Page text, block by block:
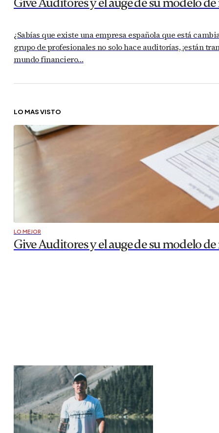
¿Sabías que existe una empresa española que está
grupo de profesionales no solo hace auditorías, ¡están
mundo financiero…
LO MÁS VISTO
LO MEJOR
Give Auditores y el auge de su modelo